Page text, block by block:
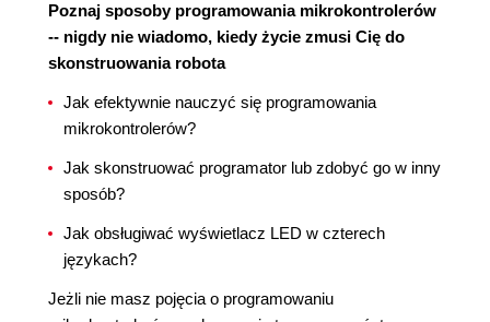
Poznaj sposoby programowania mikrokontrolerów
-- nigdy nie wiadomo, kiedy życie zmusi Cię do
skonstruowania robota
Jak efektywnie nauczyć się programowania
mikrokontrolerów?
Jak skonstruować programator lub zdobyć go w inny
sposób?
Jak obsługiwać wyświetlacz LED w czterech
językach?
Jeżli nie masz pojęcia o programowaniu